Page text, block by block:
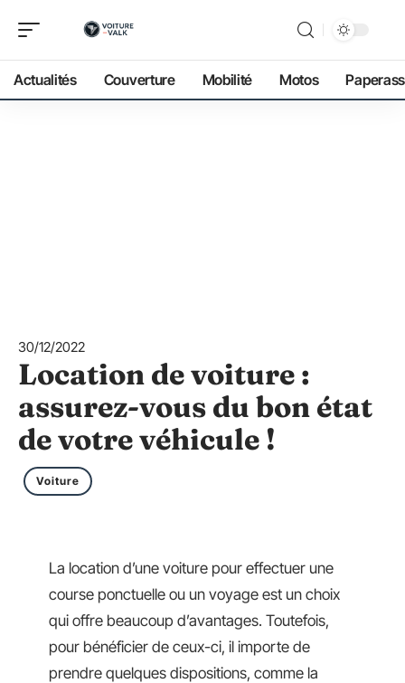
Actualités Couverture Mobilité Motos
30/12/2022
Location de voiture :
assurez-vous du bon état
de votre véhicule !
Voiture
La location d’une voiture pour effectuer une
course ponctuelle ou un voyage est un choix
qui offre beaucoup d’avantages. Toutefois,
pour bénéficier de ceux-ci, il importe de
prendre quelques dispositions, comme la